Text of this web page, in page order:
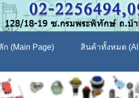
(Main Page) สินค้าทั้งหมด